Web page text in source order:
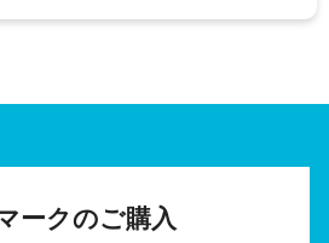
ークのご購入